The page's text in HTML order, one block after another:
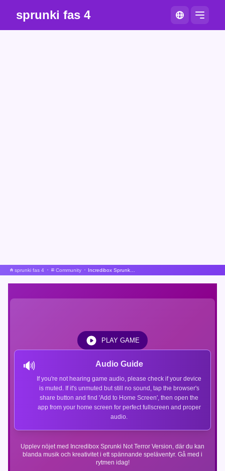
sprunki fas 4
sprunki fas 4 Community
Upplev nöjet med Incredibox Sprunki Not Terror Version, där du kan
blanda musik och kreativitet i ett spännande speläventyr. Gå med i
rytmen idag!
🔊 Audio Guide
If you're not hearing game audio, please check if your device
is muted. If it's unmuted but still no sound, tap the browser's
share button and find 'Add to Home Screen', then open the
app from your home screen for perfect fullscreen and proper
audio.
PLAY GAME